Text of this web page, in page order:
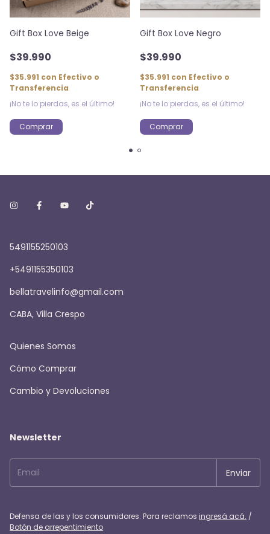
Gift Box Love Beige
$39.990
$35.991 con Efectivo o
Transferencia
¡No te lo pierdas, es el último!
Gift Box Love Negro
$39.990
$35.991 con Efectivo o
Transferencia
¡No te lo pierdas, es el último!
5491155250103
+5491155350103
bellatravelinfo@gmail.com
CABA, Villa Crespo
Quienes Somos
Cómo Comprar
Cambio y Devoluciones
Newsletter
Defensa de las y los consumidores. Para reclamos ingresá acá. /
Botón de arrepentimiento